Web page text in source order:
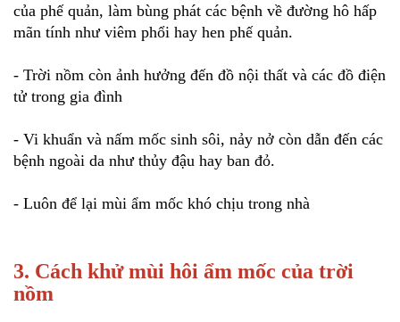
của phế quản, làm bùng phát các bệnh về đường hô hấp
mãn tính như viêm phổi hay hen phế quản.
- Trời nồm còn ảnh hưởng đến đồ nội thất và các đồ điện
tử trong gia đình
- Vi khuẩn và nấm mốc sinh sôi, nảy nở còn dẫn đến các
bệnh ngoài da như thủy đậu hay ban đỏ.
- Luôn để lại mùi ẩm mốc khó chịu trong nhà
3. Cách khử mùi hôi ẩm mốc của trời
nồm